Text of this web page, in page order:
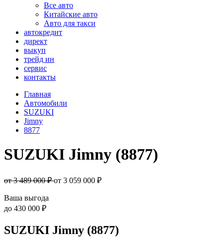
Все авто
Китайские авто
Авто для такси
автокредит
директ
выкуп
трейд ин
сервис
контакты
Главная
Автомобили
SUZUKI
Jimny
8877
SUZUKI Jimny (8877)
от 3 489 000 ₽от 3 059 000 ₽
Ваша выгода
до 430 000 ₽
SUZUKI Jimny (8877)